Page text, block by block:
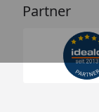
Partner